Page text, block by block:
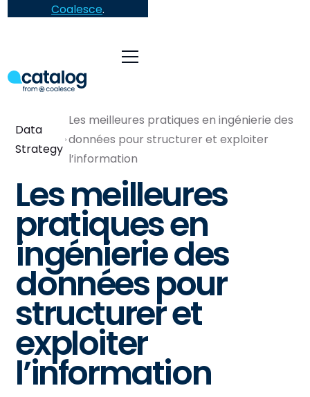
Coalesce.
Data
Strategy
Les meilleures pratiques en ingénierie des
données pour structurer et exploiter
l’information
Les meilleures
pratiques en
ingénierie des
données pour
structurer et
exploiter
l’information